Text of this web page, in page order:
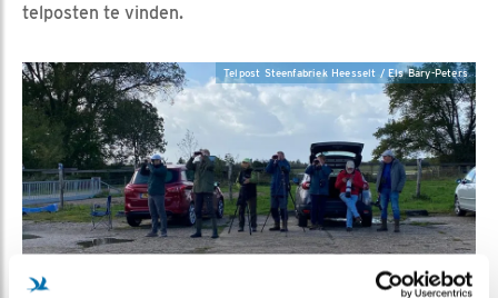
telposten te vinden.
Telpost Steenfabriek Heesselt / Els Bary-Peters